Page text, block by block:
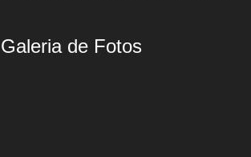
Galeria de Fotos